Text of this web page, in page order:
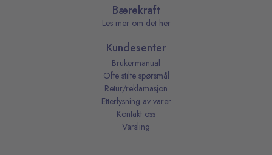
Bærekraft
Les mer om det her
Kundesenter
Brukermanual
Ofte stilte spørsmål
Retur/reklamasjon
Etterlysning av varer
Kontakt oss
Varsling